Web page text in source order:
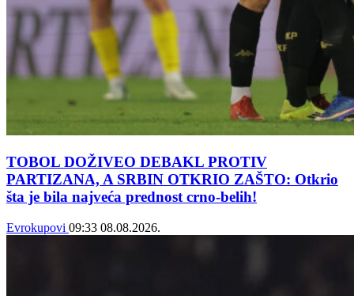
TOBOL DOŽIVEO DEBAKL PROTIV
PARTIZANA, A SRBIN OTKRIO ZAŠTO: Otkrio
šta je bila najveća prednost crno-belih!
Evrokupovi 09:33 08.08.2026.